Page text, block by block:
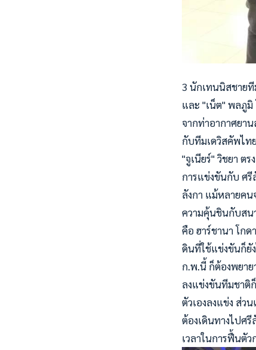
3 นักเทนนิสชายที
และ "เน็ต" พลภูมิ
จากท่าอากาศยา
กับทีมเดวิสคัพไท
"จูเนียร์" วิชยา ต
การแข่งขันกับ ศ
ลังกา แม้หลายคน
ความคุ้นชินกับสน
คือ ฮาร์ชานา โก
ดินที่ใช้แข่งขันก็ยั
ก.พ.นี้ ก็ต้องพยาย
ลงแข่งขันทีมชาติ
ตัวเองลงแข่ง ส่ว
ต้องเดินทางไปศรี
เวลาในการฟื้นตั